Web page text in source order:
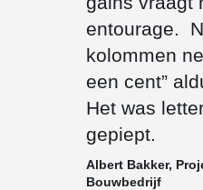
entourage.
kolommen
een cent”
Het was
gepiept.
Albert Bakker,
Bouwbedrijf